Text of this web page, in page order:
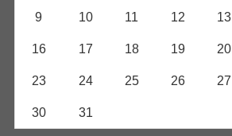
9 10 11 12 13
16 17 18 19 20
23 24 25 26 27
30 31